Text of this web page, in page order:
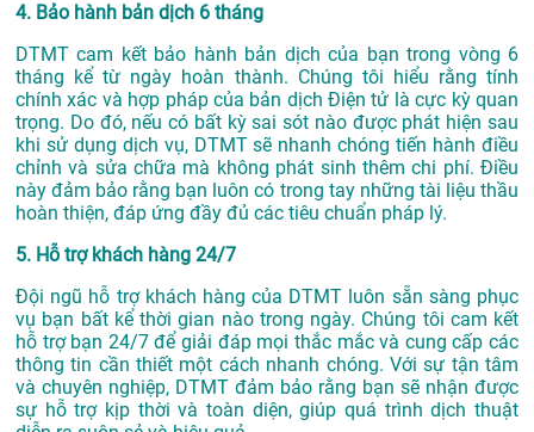
4. Bảo hành bản dịch 6 tháng
DTMT cam kết bảo hành bản dịch của bạn trong vòng 6
tháng kể từ ngày hoàn thành. Chúng tôi hiểu rằng tính
chính xác và hợp pháp của bản dịch Điện tử là cực kỳ quan
trọng. Do đó, nếu có bất kỳ sai sót nào được phát hiện sau
khi sử dụng dịch vụ, DTMT sẽ nhanh chóng tiến hành điều
chỉnh và sửa chữa mà không phát sinh thêm chi phí. Điều
này đảm bảo rằng bạn luôn có trong tay những tài liệu thầu
hoàn thiện, đáp ứng đầy đủ các tiêu chuẩn pháp lý.
5. Hỗ trợ khách hàng 24/7
Đội ngũ hỗ trợ khách hàng của DTMT luôn sẵn sàng phục
vụ bạn bất kể thời gian nào trong ngày. Chúng tôi cam kết
hỗ trợ bạn 24/7 để giải đáp mọi thắc mắc và cung cấp các
thông tin cần thiết một cách nhanh chóng. Với sự tận tâm
và chuyên nghiệp, DTMT đảm bảo rằng bạn sẽ nhận được
sự hỗ trợ kịp thời và toàn diện, giúp quá trình dịch thuật